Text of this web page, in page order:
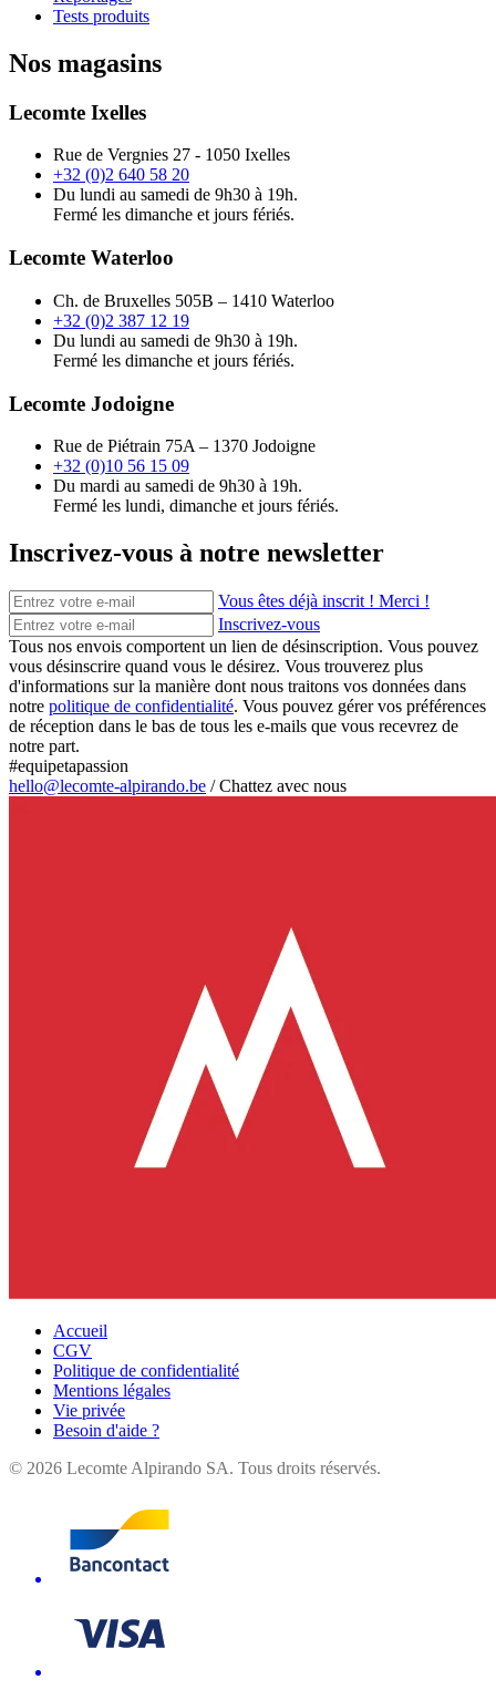
Tests produits
Nos magasins
Lecomte Ixelles
Rue de Vergnies 27 - 1050 Ixelles
+32 (0)2 640 58 20
Du lundi au samedi de 9h30 à 19h.
Fermé les dimanche et jours fériés.
Lecomte Waterloo
Ch. de Bruxelles 505B – 1410 Waterloo
+32 (0)2 387 12 19
Du lundi au samedi de 9h30 à 19h.
Fermé les dimanche et jours fériés.
Lecomte Jodoigne
Rue de Piétrain 75A – 1370 Jodoigne
+32 (0)10 56 15 09
Du mardi au samedi de 9h30 à 19h.
Fermé les lundi, dimanche et jours fériés.
Inscrivez-vous à notre newsletter
Vous êtes déjà inscrit ! Merci !
Inscrivez-vous
Tous nos envois comportent un lien de désinscription. Vous pouvez
vous désinscrire quand vous le désirez. Vous trouverez plus
d'informations sur la manière dont nous traitons vos données dans
notre politique de confidentialité. Vous pouvez gérer vos préférences
de réception dans le bas de tous les e-mails que vous recevrez de
notre part.
#equipetapassion
hello@lecomte-alpirando.be /Chattez avec nous
Accueil
CGV
Politique de confidentialité
Mentions légales
Vie privée
Besoin d'aide ?
© 2026 Lecomte Alpirando SA. Tous droits réservés.